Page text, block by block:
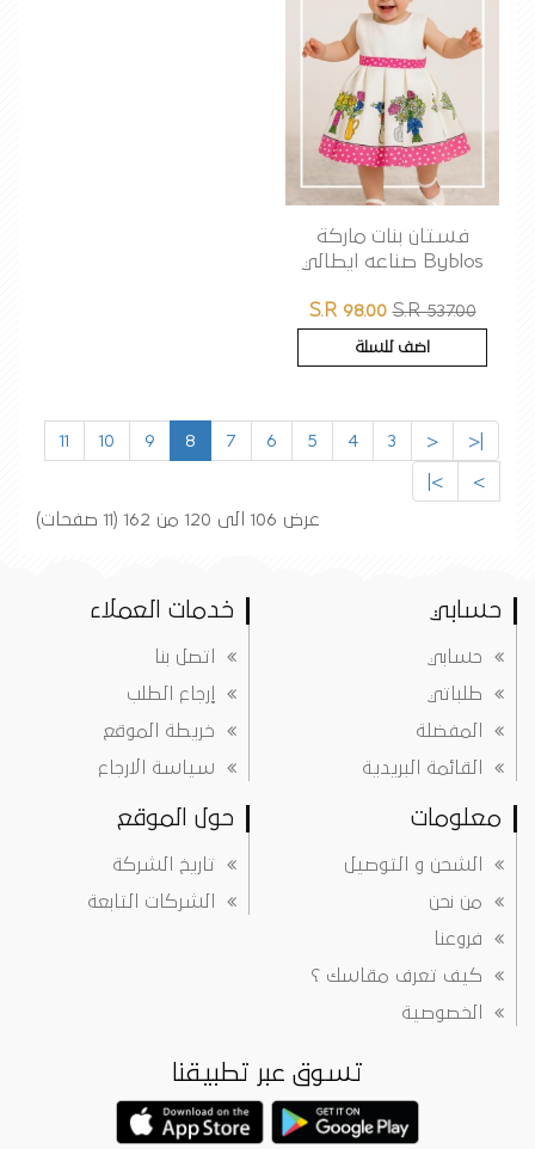
فستان بنات ماركة
Byblos صناعه ايطالي
S.R 98.00 S.R 537.00
اضف للسلة
|<
<
3
4
5
6
7
8
9
10
11
>
>|
عرض 106 الى 120 من 162 (11 صفحات)
حسابي
حسابي
طلباتي
المفضلة
القائمة البريدية
خدمات العملاء
اتصل بنا
إرجاع الطلب
خريطة الموقع
سياسة الارجاع
معلومات
الشحن و التوصيل
من نحن
فروعنا
كيف تعرف مقاسك ؟
الخصوصية
حول الموقع
تاريخ الشركة
الشركات التابعة
تسوق عبر تطبيقنا